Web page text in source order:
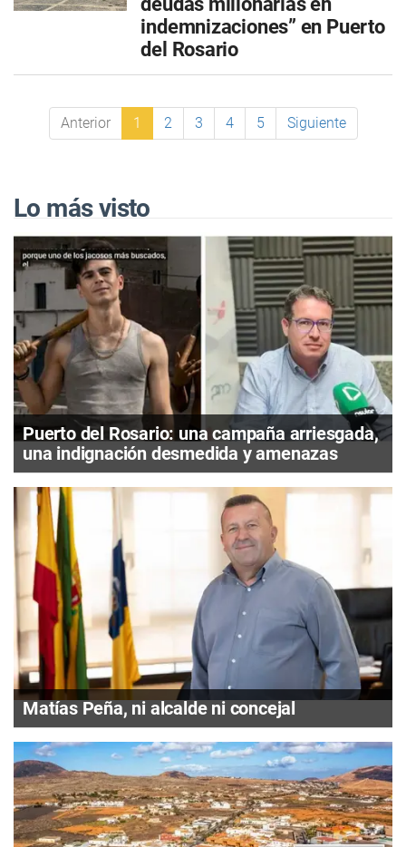
indemnizaciones” en Puerto
del Rosario
Anterior 1 2 3 4 5 Siguiente
Lo más visto
Puerto del Rosario: una campaña arriesgada,
una indignación desmedida y amenazas
Matías Peña, ni alcalde ni concejal